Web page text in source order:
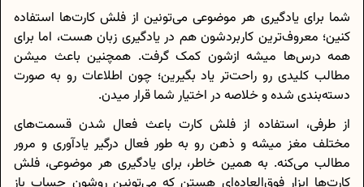
شما برای یادگیری هر موضوعی می‌تونین از فلش کارت‌ها استفاده
کنین؛ معروف‌ترین کاربردشون هم در یادگیری زبان هست، اما برای
همه درس‌ها میشه ازشون کمک گرفت. همچنین باعث میشن
مطالب کلیدی رو راحت‌تر یاد بگیرین؛ چون اطلاعات رو به صورت
دسته‌بندی شده و خلاصه در اختیار شما قرار میدن.
از طرفی، استفاده از فلش کارت باعث فعال شدن قسمت‌های
مختلف مغز میشه و ذهن رو به طور فعال درگیر یادآوری و مرور
مطالب می‌کنه. به همین خاطر، برای یادگیری هر موضوعی، فلش